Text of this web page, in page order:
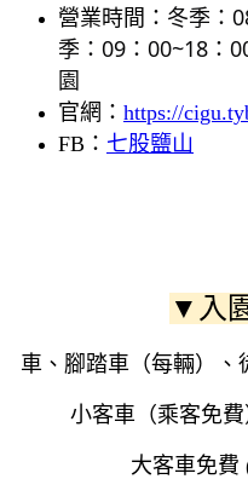
營業時間： 冬季：
季：09：00~18：
園
官網： https://
FB： 七股鹽山
▼入
車、腳踏車（每輛）、
小客車（乘客免費
大客車免費